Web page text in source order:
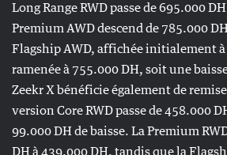
Long Range RWD passe de 695.000
Premium AWD descend de 785.000
Flagship AWD, affichée initialement
ramenée à 755.000 DH, soit une
Zeekr X bénéficie également de
version Core RWD passe de 458.000
99.000 DH de baisse. La Premium
DH à 439.000 DH, tandis que la